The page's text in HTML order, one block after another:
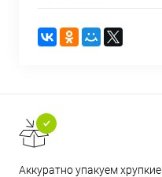
Аккуратно упакуем хрупкие